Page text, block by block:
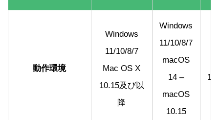
動作環境
Windows
11/10/8/7
Mac OS X
10.15及び以
降
Windows
11/10/8/7
macOS
14 –
macOS
10.15